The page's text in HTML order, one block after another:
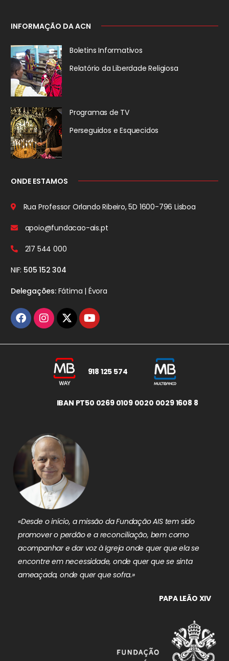
INFORMAÇÃO DA ACN
Boletins Informativos
Relatório da Liberdade Religiosa
Programas de TV
Perseguidos e Esquecidos
ONDE ESTAMOS
Rua Professor Orlando Ribeiro, 5D 1600-796 Lisboa
apoio@fundacao-ais.pt
217 544 000
NIF: 505 152 304
Delegações:Fátima | Évora
918 125 574
IBAN PT50 0269 0109 0020 0029 1608 8
«Desde o início, a missão da Fundação AIS tem sido
promover o perdão e a reconciliação, bem como
acompanhar e dar voz à Igreja onde quer que ela se
encontre em necessidade, onde quer que se sinta
ameaçada, onde quer que sofra.»
PAPA LEÃO XIV